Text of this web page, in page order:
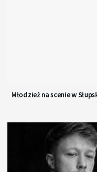
Młodzież na scenie w